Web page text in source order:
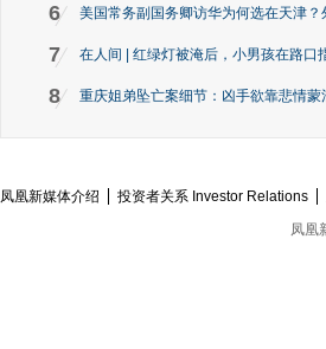
6 美国常务副国务卿访华为何选在天津？
7 在人间 | 红绿灯被淹后，小男孩在路口
8 重庆姐弟坠亡案细节：凶手欲靠悲情蒙
凤凰新媒体介绍 投资者关系 Investor Relations
凤凰